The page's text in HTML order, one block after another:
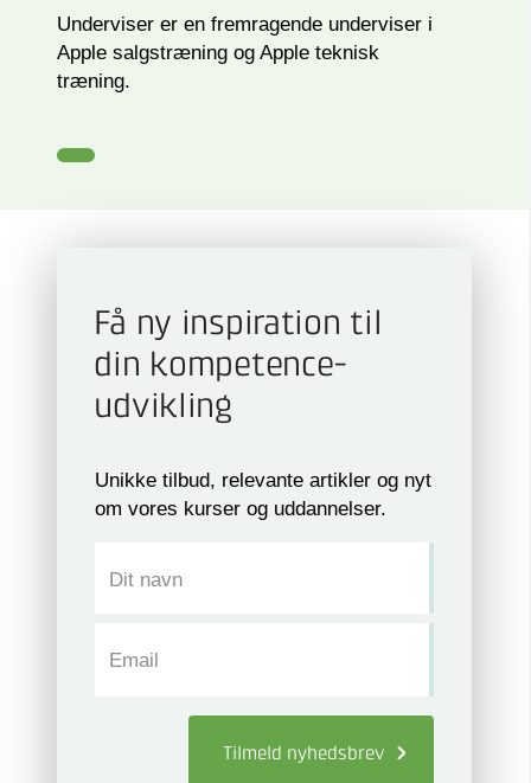
Underviser er en fremragende underviser i
Apple salgstræning og Apple teknisk
træning.
Få ny inspiration til
din kompetence­
udvikling
Unikke tilbud, relevante artikler og nyt
om vores kurser og uddannelser.
Dit navn
Email
Tilmeld nyhedsbrev